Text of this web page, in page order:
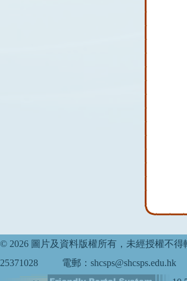
© 2026 圖片及資料版權所有，未經授權不得
25371028
電郵：shcsps@shcsps.edu.hk